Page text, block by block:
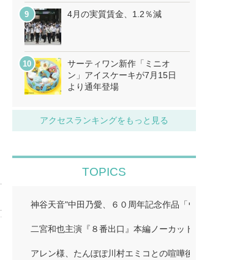
4月の実質賃金、1.2％減
サーティワン新作「ミニオ
ン」アイスケーキが7月15日
より通年登場
アクセスランキングをもっと見る
TOPICS
神谷天音"中田乃愛、６０周年記念作品「ウルトラマン
二宮和也主演『８番出口』本編ノーカット地上波初放
アレン様、たんぽぽ川村エミコとの喧嘩後に「初めて